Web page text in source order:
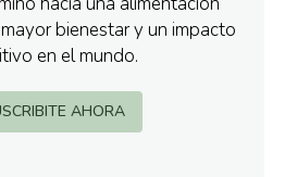
bienestar y un impacto
en el mundo.
AHORA